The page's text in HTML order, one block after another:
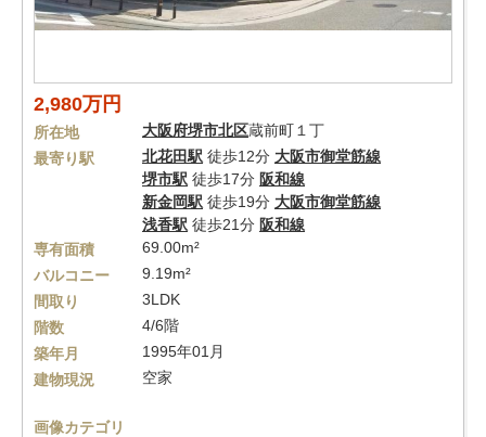
2,980万円
所在地 大阪府堺市北区蔵前町１丁
最寄り駅
北花田駅 徒歩12分 大阪市御堂筋線
堺市駅 徒歩17分 阪和線
新金岡駅 徒歩19分 大阪市御堂筋線
浅香駅 徒歩21分 阪和線
専有面積
69.00m²
バルコニー
9.19m²
間取り
3LDK
階数
4/6階
築年月
1995年01月
建物現況
空家
画像カテゴリ